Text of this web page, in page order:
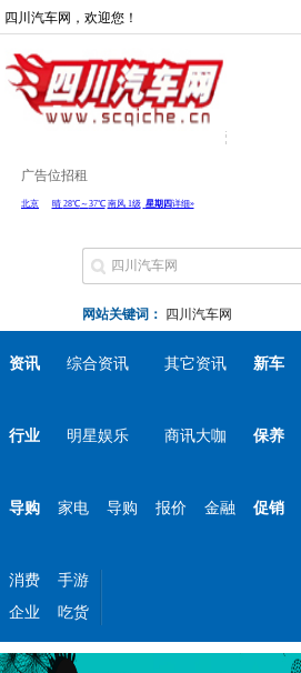
四川汽车网，欢迎您！
广告位招租
网站关键词： 四川汽车网
资讯 综合资讯 其它资讯 新车
行业 明星娱乐 商讯大咖 保养
导购 家电 导购 报价 金融 促销
消费
手游
企业
吃货